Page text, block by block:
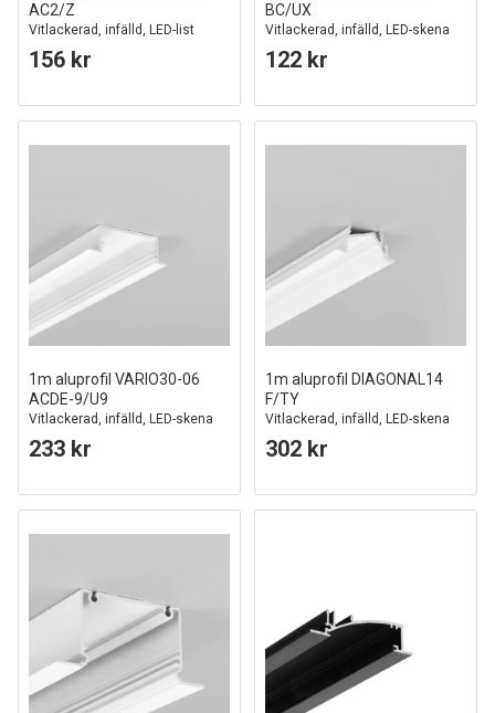
AC2/Z
Vitlackerad, infälld, LED-list
156 kr
BC/UX
Vitlackerad, infälld, LED-skena
122 kr
1m aluprofil VARIO30-06
ACDE-9/U9
Vitlackerad, infälld, LED-skena
233 kr
1m aluprofil DIAGONAL14
F/TY
Vitlackerad, infälld, LED-skena
302 kr